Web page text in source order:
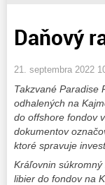
Daňový
21. septembra 2022
Takzvané Paradise
odhalených na
do offshore fondov
dokumentov
ktoré spravuje
Kráľovnin
libier do fondov na